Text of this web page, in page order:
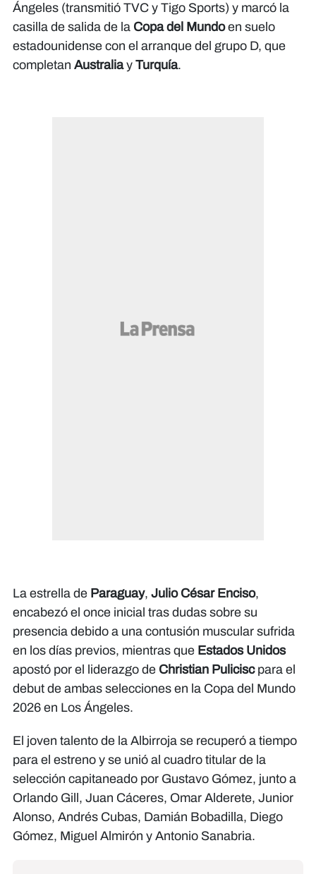
Ángeles (transmitió TVC y Tigo Sports) y marcó la
casilla de salida de la Copa del Mundoen suelo
estadounidense con el arranque del grupo D, que
completan Australiay Turquía.
La estrella de Paraguay, Julio César Enciso,
encabezó el once inicial tras dudas sobre su
presencia debido a una contusión muscular sufrida
en los días previos, mientras que Estados Unidos
apostó por el liderazgo de Christian Puliciscpara el
debut de ambas selecciones en la Copa del Mundo
2026 en Los Ángeles.
El joven talento de la Albirroja se recuperó a tiempo
para el estreno y se unió al cuadro titular de la
selección capitaneado por Gustavo Gómez, junto a
Orlando Gill, Juan Cáceres, Omar Alderete, Junior
Alonso, Andrés Cubas, Damián Bobadilla, Diego
Gómez, Miguel Almirón y Antonio Sanabria.